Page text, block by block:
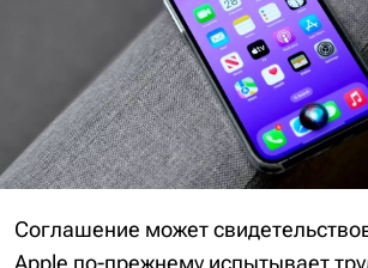
Соглашение может
Apple по-прежнему испытывает